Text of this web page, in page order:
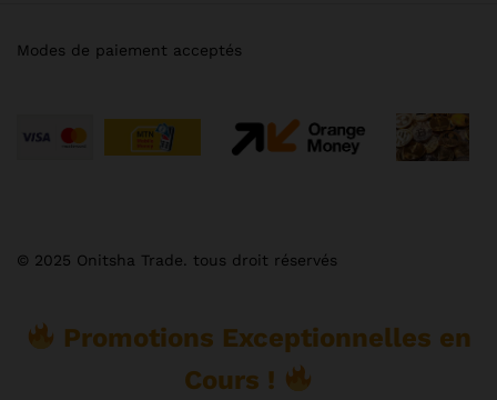
© 2025 Onitsha Trade. tous droit réservés
Modes de paiement acceptés
Promotions Exceptionnelles en
Cours !